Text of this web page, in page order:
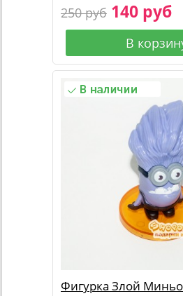
250 руб 140 руб
В
Фигурка Злой